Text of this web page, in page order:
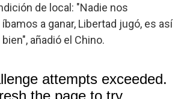
de local: "Nadie nos
a ganar, Libertad jugó, es así
añadió el Chino.